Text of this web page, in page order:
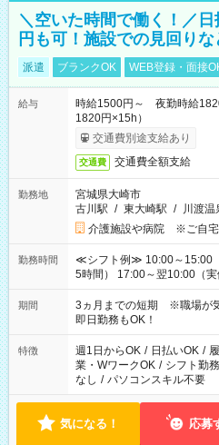
＼空いた時間で働く！／
円も可！施設での見回りな
派遣 ブランクOK WEB登録・面接
給与
時給1500円～ 夜勤時給
1820円×15h）
交通費別途支給あり
交通費 交通費全額支給
勤務地
宮城県大崎市
古川駅 / 東大崎駅 / 川渡温
介護施設や病院 ※ご自宅
勤務時間
≪シフト例≫ 10:00～15:00
5時間） 17:00～翌10:00（実働15時間）
働く時間は調整できます！
期間
3ヵ月までの短期 ※職場が
即日勤務もOK！
特徴 週1日からOK / 日払いOK /
業・WワークOK / シフト勤務
なし / パソコンスキル不要
気になる！ 応募